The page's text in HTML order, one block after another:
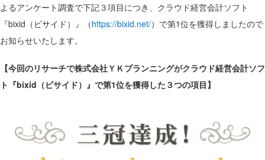
よるアンケート調査で下記３項目につき、クラウド経営会計ソフト
『bixid（ビサイド）』（https://bixid.net/）で第1位を獲得しましたので
お知らせいたします。
【今回のリサーチで株式会社ＹＫプランニングがクラウド経営会計ソフ
ト『bixid（ビサイド）』で第1位を獲得した３つの項目】